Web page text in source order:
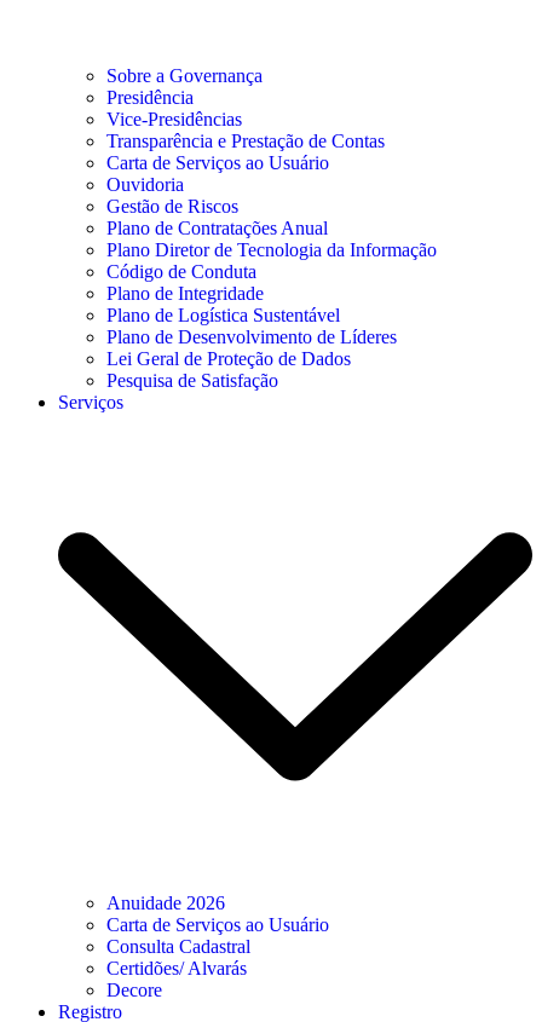
Sobre a Governança
Presidência
Vice-Presidências
Transparência e Prestação de Contas
Carta de Serviços ao Usuário
Ouvidoria
Gestão de Riscos
Plano de Contratações Anual
Plano Diretor de Tecnologia da Informação
Código de Conduta
Plano de Integridade
Plano de Logística Sustentável
Plano de Desenvolvimento de Líderes
Lei Geral de Proteção de Dados
Pesquisa de Satisfação
Serviços
Anuidade 2026
Carta de Serviços ao Usuário
Consulta Cadastral
Certidões/ Alvarás
Decore
Registro